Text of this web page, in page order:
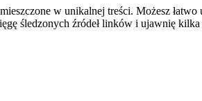
w unikalnej treści. Możesz
śledzonych źródeł linków i ujawnię